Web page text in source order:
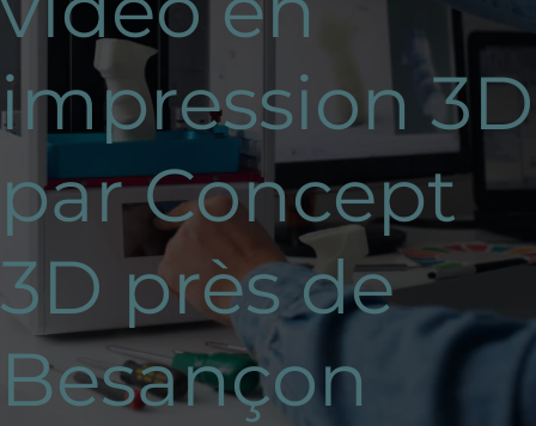
impression 3D
par Concept
3D près de
Besançon